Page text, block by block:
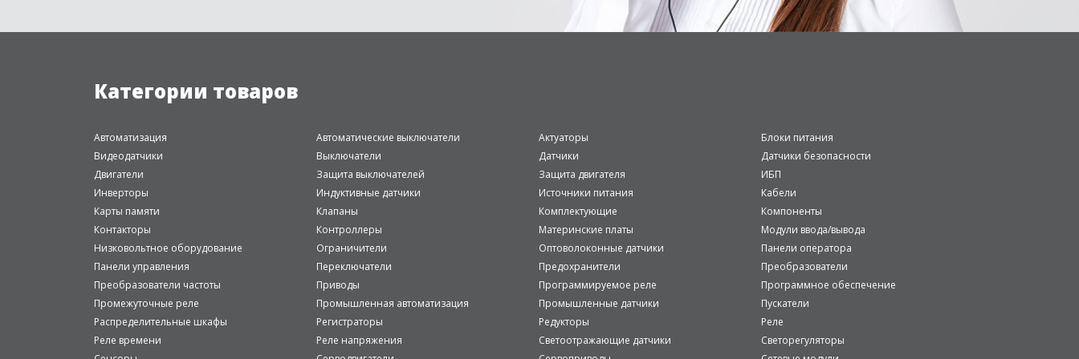
Категории товаров
Автоматизация Автоматические выключатели Актуаторы
Блоки питания
Видеодатчики
Выключатели Датчики
Датчики безопасности
Двигатели
Защита выключателей Защита двигателя
ИБП
Инверторы
Индуктивные датчики Источники питания
Кабели
Карты памяти
Клапаны Комплектующие
Компоненты
Контакторы
Контроллеры Материнские платы
Модули ввода/вывода
Низковольтное оборудование
Ограничители Оптоволоконные датчики
Панели оператора
Панели управления
Переключатели Предохранители
Преобразователи
Преобразователи частоты
Приводы Программируемое реле
Программное обеспечение
Промежуточные реле
Промышленная автоматизация Промышленные датчики
Пускатели
Распределительные шкафы
Регистраторы Редукторы
Реле
Реле времени
Реле напряжения Светоотражающие датчики
Светорегуляторы